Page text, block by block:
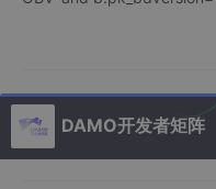
DAMO开发者矩阵